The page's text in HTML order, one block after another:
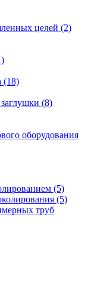
целей (2)
(18)
(8)
оборудования
(5)
(5)
труб